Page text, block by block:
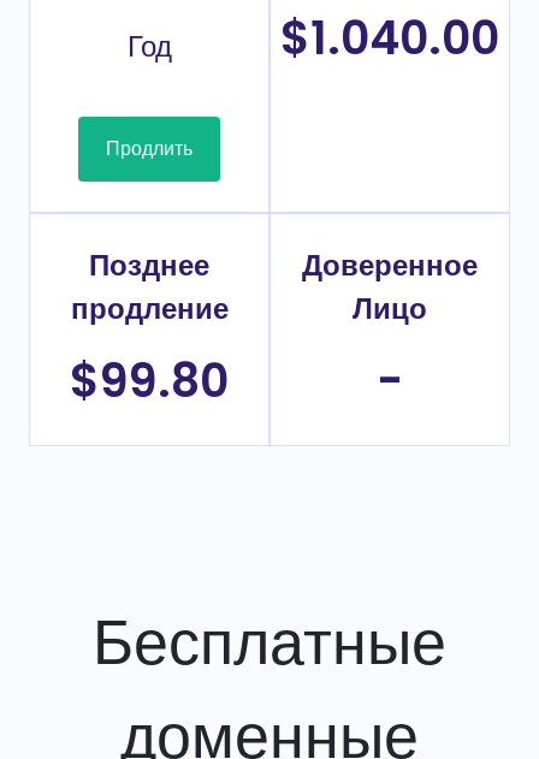
Год
Продлить
$1.040.00
Позднее
продление
$99.80
Доверенное
Лицо
-
Бесплатные
доменные